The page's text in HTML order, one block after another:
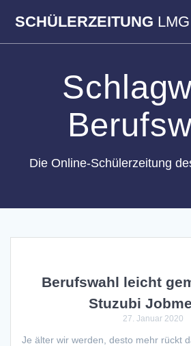
Inhalt
SCHÜLERZEITUNG LMG
Die Online-Schülerzeitung
Berufswahl leicht
Stuzubi
27. Januar 2020
Je älter wir werden, desto mehr rückt